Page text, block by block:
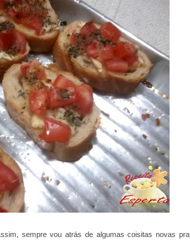
sempre vou atrás de algumas coisitas novas pra